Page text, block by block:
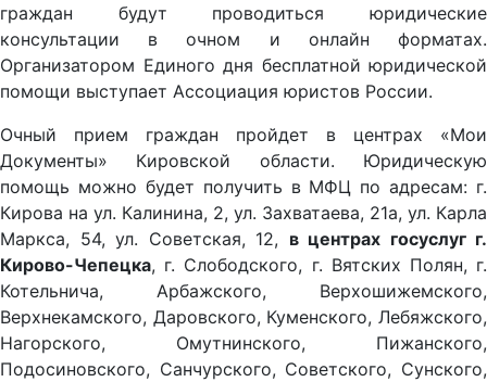
граждан будут проводиться юридические
консультации в очном и онлайн форматах.
Организатором Единого дня бесплатной юридической
помощи выступает Ассоциация юристов России.
Очный прием граждан пройдет в центрах «Мои
Документы» Кировской области. Юридическую
помощь можно будет получить в МФЦ по адресам: г.
Кирова на ул. Калинина, 2, ул. Захватаева, 21а, ул. Карла
Маркса, 54, ул. Советская, 12, в центрах госуслуг г.
Кирово-Чепецка, г. Слободского, г. Вятских Полян, г.
Котельнича, Арбажского, Верхошижемского,
Верхнекамского, Даровского, Куменского, Лебяжского,
Нагорского, Омутнинского, Пижанского,
Подосиновского, Санчурского, Советского, Сунского,